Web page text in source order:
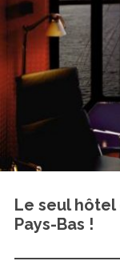
Le seul
Pays-Bas !